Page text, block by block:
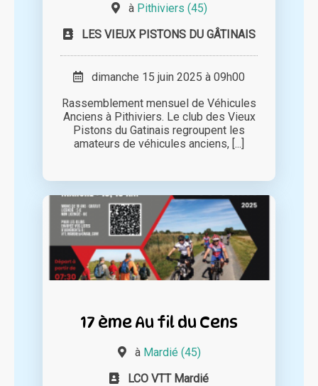
à Pithiviers (45)
LES VIEUX PISTONS DU GÂTINAIS
dimanche 15 juin 2025 à 09h00
Rassemblement mensuel de Véhicules
Anciens à Pithiviers. Le club des Vieux
Pistons du Gatinais regroupent les
amateurs de véhicules anciens, [...]
17 ème Au fil du Cens
à Mardié (45)
LCO VTT Mardié